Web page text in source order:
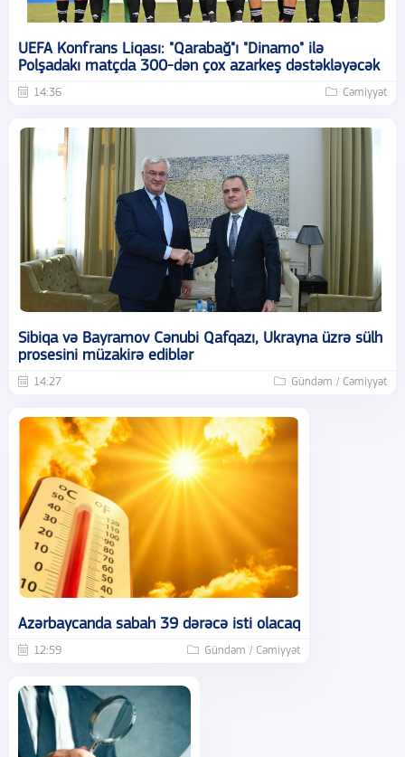
UEFA Konfrans Liqası: "Qarabağ"ı "Dinamo" ilə
Polşadakı matçda 300-dən çox azarkeş dəstəkləyəcək
14:36 Cəmiyyət
Sibiqa və Bayramov Cənubi Qafqazı, Ukrayna üzrə sülh
prosesini müzakirə ediblər
14:27 Gündəm / Cəmiyyət
Azərbaycanda sabah 39 dərəcə isti olacaq
12:59 Gündəm / Cəmiyyət